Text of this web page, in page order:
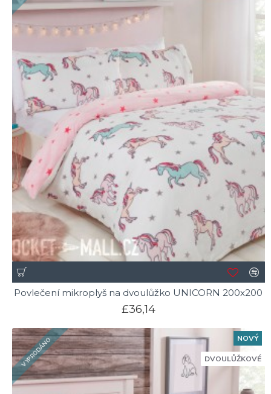
Povlečení mikroplyš na dvoulůžko UNICORN 200x200
£36,14
NOVÝ
DVOULŮŽKOVÉ
VYPRODÁNO